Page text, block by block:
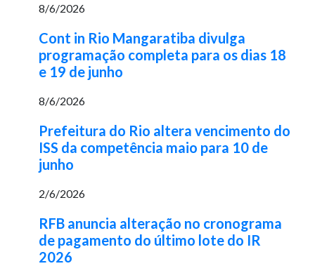
8/6/2026
Cont in Rio Mangaratiba divulga
programação completa para os dias 18
e 19 de junho
8/6/2026
Prefeitura do Rio altera vencimento do
ISS da competência maio para 10 de
junho
2/6/2026
RFB anuncia alteração no cronograma
de pagamento do último lote do IR
2026